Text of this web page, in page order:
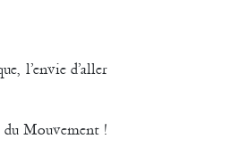
l’envie d’aller
du Mouvement !